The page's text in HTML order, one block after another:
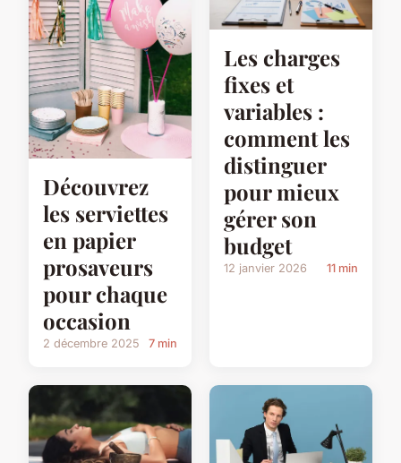
Découvrez
les serviettes
en papier
prosaveurs
pour chaque
occasion
2 décembre 2025 7 min
Les charges
fixes et
variables :
comment les
distinguer
pour mieux
gérer son
budget
12 janvier 2026 11 min